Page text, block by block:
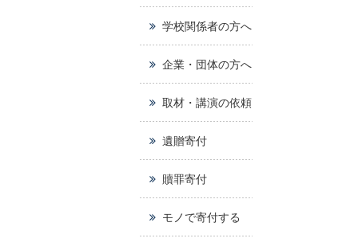
学校関係者の方へ
企業・団体の方へ
取材・講演の依頼
遺贈寄付
贖罪寄付
モノで寄付する